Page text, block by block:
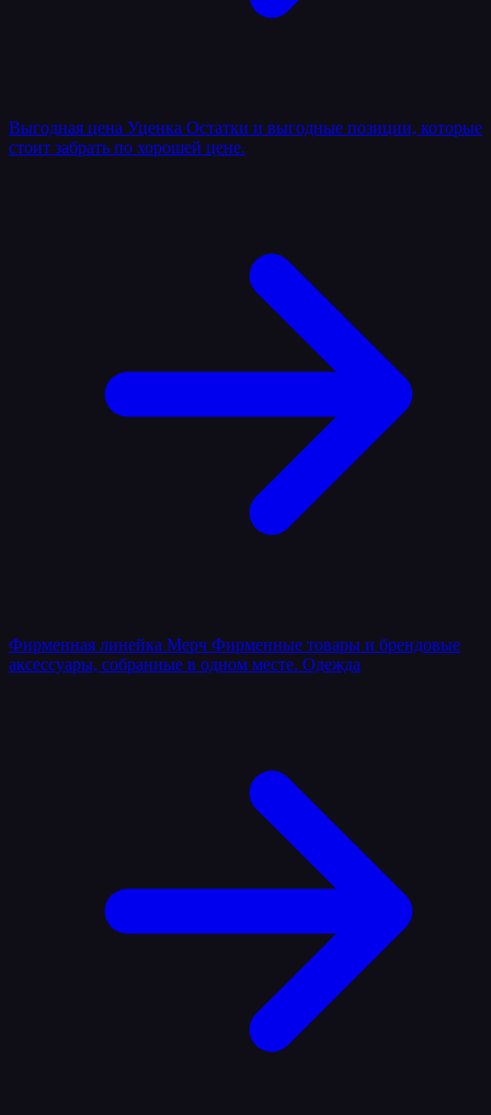
Выгодная цена Уценка Остатки и выгодные позиции, которые
стоит забрать по хорошей цене.
Фирменная линейка Мерч Фирменные товары и брендовые
аксессуары, собранные в одном месте. Одежда